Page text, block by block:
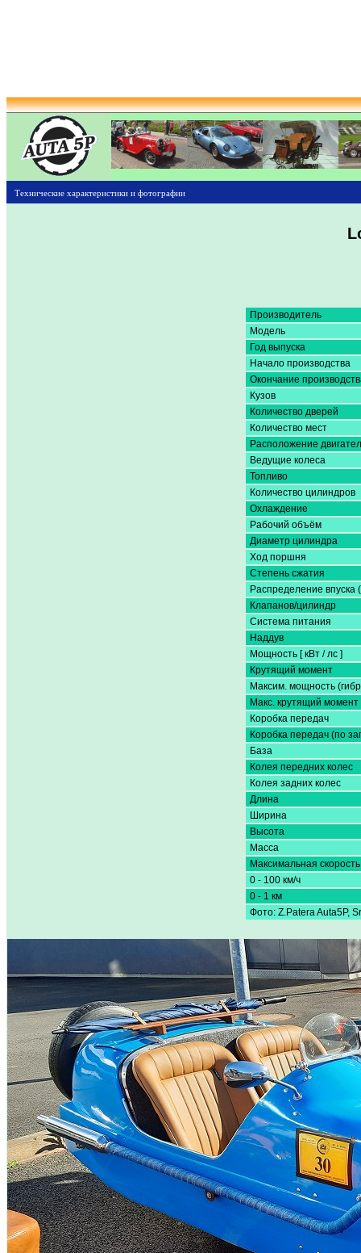
Технические характеристики и фотографии
Производитель
Модель
Год выпуска
Начало производства
Окончание
Кузов
Количество дверей
Количество мест
Расположение
Ведущие колеса
Топливо
Количество цилиндров
Охлаждение
Рабочий объём
Диаметр цилиндра
Ход поршня
Степень сжатия
Распределение впуска
Клапанов/цилиндр
Система питания
Наддув
Мощность [ кВт / лс ]
Крутящий момент
Максим. мощность
Макс. крутящий момент
Коробка передач
Коробка передач (по
База
Колея передних колес
Колея задних колес
Длина
Ширина
Высота
Масса
Максимальная скорость
0 - 100 км/ч
0 - 1 км
Фото: Z.Patera Auta5P,